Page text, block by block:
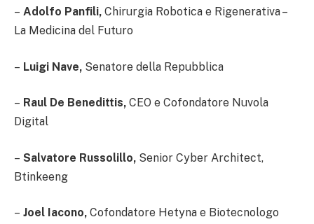
– Adolfo Panfili, Chirurgia Robotica e Rigenerativa –
La Medicina del Futuro
– Luigi Nave, Senatore della Repubblica
– Raul De Benedittis, CEO e Cofondatore Nuvola
Digital
– Salvatore Russolillo, Senior Cyber Architect,
Btinkeeng
– Joel Iacono, Cofondatore Hetyna e Biotecnologo